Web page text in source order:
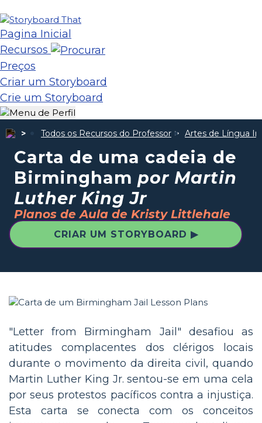
Pagina Inicial
Recursos
Preços
Criar um Storyboard
Crie um Storyboard
Todos os Recursos do Professor Artes de Língua
Carta de uma cadeia de
Birmingham por Martin
Luther King Jr
Planos de Aula de Kristy Littlehale
CRIAR UM STORYBOARD ▶
"Letter from Birmingham Jail" desafiou as
atitudes complacentes dos clérigos locais
durante o movimento da direita civil, quando
Martin Luther King Jr. sentou-se em uma cela
por seus protestos pacíficos contra a injustiça.
Esta carta se conecta com os conceitos